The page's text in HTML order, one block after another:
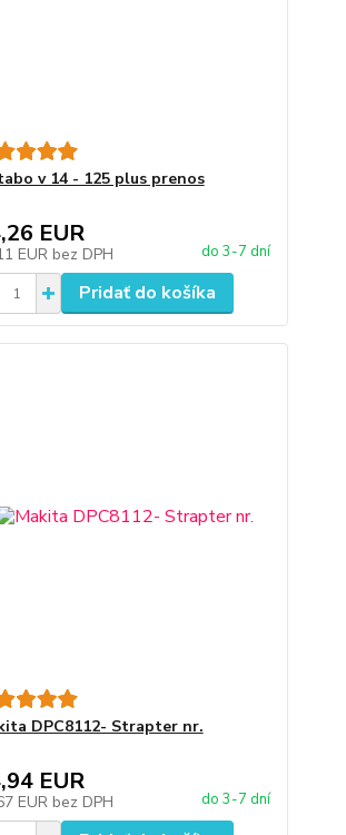
v 14 - 125 plus prenos
EUR
EUR bez DPH do 3-7 dní
Pridať do košíka
DPC8112- Strapter nr.
EUR
EUR bez DPH do 3-7 dní